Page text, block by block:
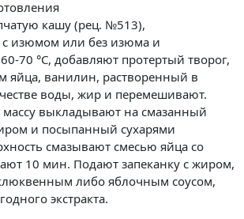
кашу (рец. №513),
изюмом или без изюма и
70 °C, добавляют протертый творог,
яйца, ванилин, растворенный в
воды, жир и перемешивают.
выкладывают на смазанный
и посыпанный сухарями
смазывают смесью яйца со
10 мин. Подают запеканку с жиром,
либо яблочным соусом,
экстракта.